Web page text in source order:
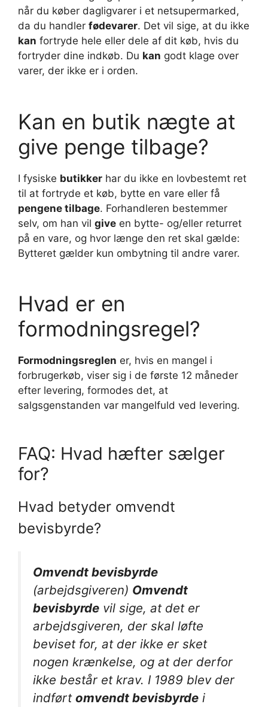
når du køber dagligvarer i et netsupermarked,
da du handler fødevarer. Det vil sige, at du ikke
kan fortryde hele eller dele af dit køb, hvis du
fortryder dine indkøb. Du kan godt klage over
varer, der ikke er i orden.
Kan en butik nægte at
give penge tilbage?
I fysiske butikker har du ikke en lovbestemt ret
til at fortryde et køb, bytte en vare eller få
pengene tilbage. Forhandleren bestemmer
selv, om han vil give en bytte- og/eller returret
på en vare, og hvor længe den ret skal gælde:
Bytteret gælder kun ombytning til andre varer.
Hvad er en
formodningsregel?
Formodningsreglen er, hvis en mangel i
forbrugerkøb, viser sig i de første 12 måneder
efter levering, formodes det, at
salgsgenstanden var mangelfuld ved levering.
FAQ: Hvad hæfter sælger
for?
Hvad betyder omvendt
bevisbyrde?
Omvendt bevisbyrde
(arbejdsgiveren) Omvendt
bevisbyrde vil sige, at det er
arbejdsgiveren, der skal løfte
beviset for, at der ikke er sket
nogen krænkelse, og at der derfor
ikke består et krav. I 1989 blev der
indført omvendt bevisbyrde i